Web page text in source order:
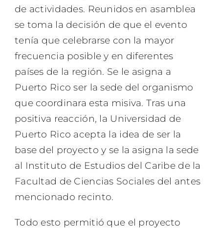
de actividades. Reunidos en asamblea
se toma la decisión de que el evento
tenía que celebrarse con la mayor
frecuencia posible y en diferentes
países de la región. Se le asigna a
Puerto Rico ser la sede del organismo
que coordinara esta misiva. Tras una
positiva reacción, la Universidad de
Puerto Rico acepta la idea de ser la
base del proyecto y se la asigna la sede
al Instituto de Estudios del Caribe de la
Facultad de Ciencias Sociales del antes
mencionado recinto.
Todo esto permitió que el proyecto